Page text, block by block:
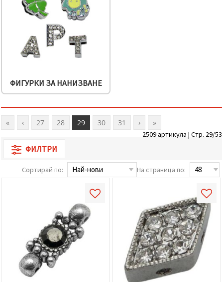
ФИГУРКИ ЗА НАНИЗВАНЕ
« ‹ 27 28 29 30 31 › »
2509 артикула | Стр. 29/53
ФИЛТРИ
Сортирай по: На страница по: